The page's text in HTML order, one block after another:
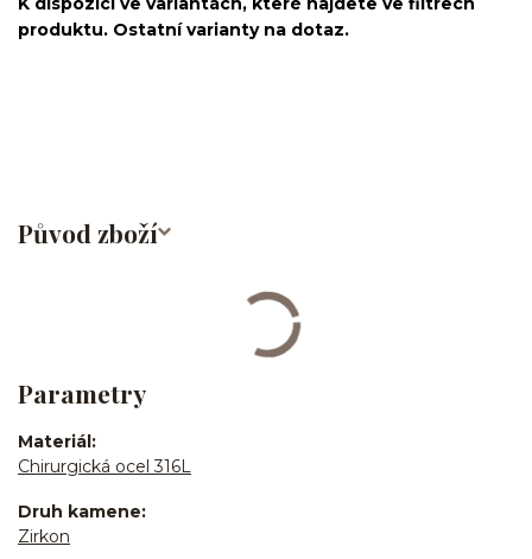
produktu. Ostatní varianty na dotaz.
Původ zboží
Parametry
Materiál
Chirurgická ocel 316L
Druh kamene
Zirkon